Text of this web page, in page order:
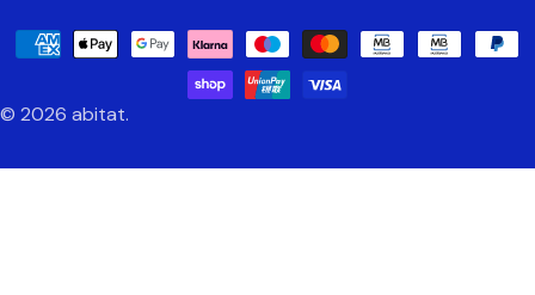
© 2026 abitat.
Métodos
Pagamento